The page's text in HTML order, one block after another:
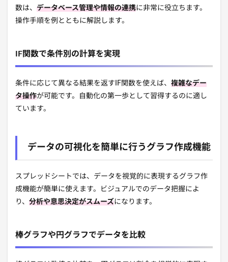
数は、 データベース管理や情報の連携に非常に役立ちます。
操作手順を例とともに解説します。
IF関数で条件別の計算を実現
条件に応じて異なる結果を返すIF関数を使えば、 複雑なデー
タ操作が可能です。自動化の第一歩として習得するのに適し
ています。
データの可視化を簡単に行うグラフ作成機能
スプレッドシートでは、データを視覚的に表現するグラフ作
成機能が簡単に使えます。ビジュアルでのデータ把握によ
り、 分析や意思決定がスムーズになります。
棒グラフや円グラフでデータを比較